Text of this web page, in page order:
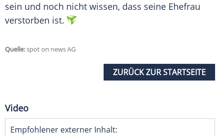
sein und noch nicht wissen, dass seine Ehefrau
verstorben ist.
Quelle:spot on news AG
ZURÜCK ZUR STARTSEITE
Video
Empfohlener externer Inhalt: